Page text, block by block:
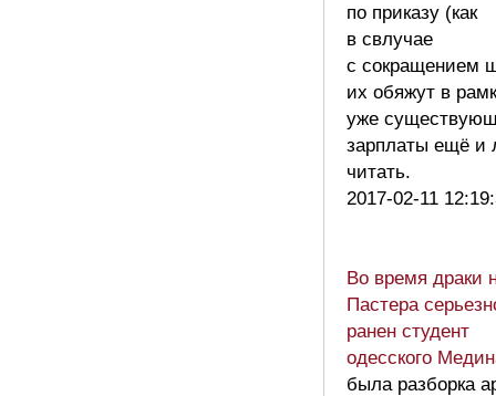
по приказу (как
в свлучае
с сокращением
их обяжут в
уже
зарплаты ещё и
читать.
2017-02-11
Во время драки
Пастера
ранен студент
одесского
была разборка